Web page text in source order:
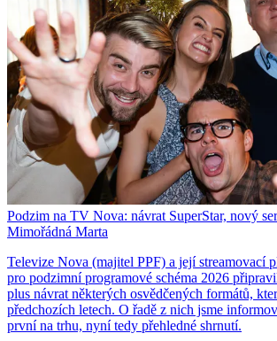
Podzim na TV Nova: návrat SuperStar, nový
Mimořádná Marta
Televize Nova (majitel PPF) a její streamovací
pro podzimní programové schéma 2026
plus návrat některých osvědčených formátů,
předchozích letech. O řadě z nich jsme
první na trhu, nyní tedy přehledné shrnutí.